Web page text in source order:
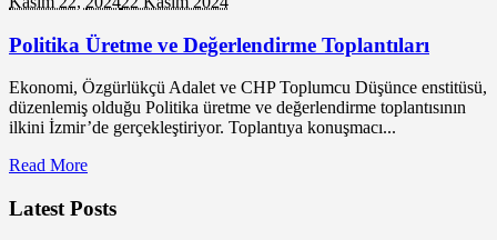
Politika Üretme ve Değerlendirme Toplantıları
Ekonomi, Özgürlükçü Adalet ve CHP Toplumcu Düşünce enstitüsü,
düzenlemiş olduğu Politika üretme ve değerlendirme toplantısının
ilkini İzmir’de gerçekleştiriyor. Toplantıya konuşmacı...
Read More
Latest Posts